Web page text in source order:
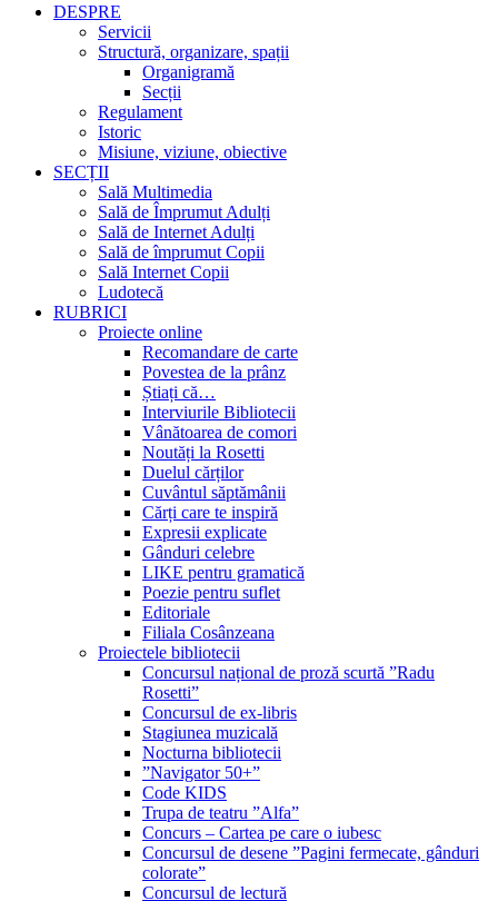
DESPRE
Servicii
Structură, organizare, spații
Organigramă
Secții
Regulament
Istoric
Misiune, viziune, obiective
SECȚII
Sală Multimedia
Sală de Împrumut Adulți
Sală de Internet Adulți
Sală de împrumut Copii
Sală Internet Copii
Ludotecă
RUBRICI
Proiecte online
Recomandare de carte
Povestea de la prânz
Știați că…
Interviurile Bibliotecii
Vânătoarea de comori
Noutăți la Rosetti
Duelul cărților
Cuvântul săptămânii
Cărți care te inspiră
Expresii explicate
Gânduri celebre
LIKE pentru gramatică
Poezie pentru suflet
Editoriale
Filiala Cosânzeana
Proiectele bibliotecii
Concursul național de proză scurtă ”Radu
Rosetti”
Concursul de ex-libris
Stagiunea muzicală
Nocturna bibliotecii
”Navigator 50+”
Code KIDS
Trupa de teatru ”Alfa”
Concurs – Cartea pe care o iubesc
Concursul de desene ”Pagini fermecate, gânduri
colorate”
Concursul de lectură